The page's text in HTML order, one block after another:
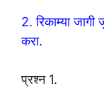
2. रिकाम्या जागी
करा.
प्रश्न 1.